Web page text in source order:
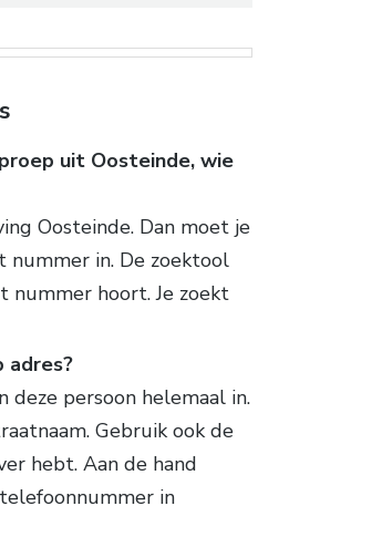
uit Oosteinde, wie
Oosteinde. Dan moet je
nummer in. De zoektool
nummer hoort. Je zoekt
adres?
persoon helemaal in.
Gebruik ook de
hebt. Aan de hand
in